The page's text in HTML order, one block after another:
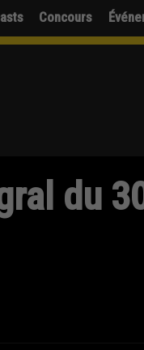
Concours
du